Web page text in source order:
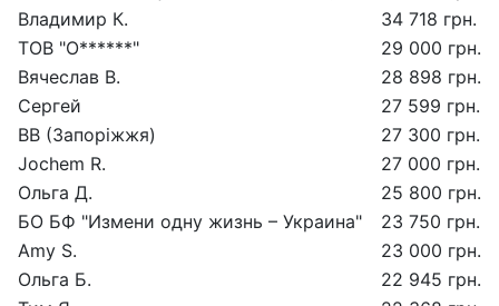
Владимир К.
34 718 грн.
ТОВ "О******"
29 000 грн.
Вячеслав В.
28 898 грн.
Сергей
27 599 грн.
ВВ (Запоріжжя)
27 300 грн.
Jochem R.
27 000 грн.
Ольга Д.
25 800 грн.
БО БФ "Измени одну жизнь – Украина"
23 750 грн.
Amy S.
23 000 грн.
Ольга Б.
22 945 грн.